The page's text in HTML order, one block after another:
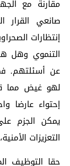
مقارنة مع
صانعي القرار
إنتظارات
التنموي وهل
عن أسئلتهم.
لهو غيض مما
إحتواء عارضا
يمكن الجزم
التعزيزات
حقا التوظيف